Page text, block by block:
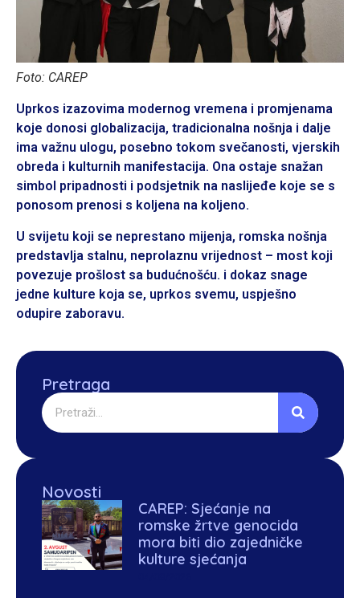
Foto: CAREP
Uprkos izazovima modernog vremena i promjenama
koje donosi globalizacija, tradicionalna nošnja i dalje
ima važnu ulogu, posebno tokom svečanosti, vjerskih
obreda i kulturnih manifestacija. Ona ostaje snažan
simbol pripadnosti i podsjetnik na naslijeđe koje se s
ponosom prenosi s koljena na koljeno.
U svijetu koji se neprestano mijenja, romska nošnja
predstavlja stalnu, neprolaznu vrijednost – most koji
povezuje prošlost sa budućnošću. i dokaz snage
jedne kulture koja se, uprkos svemu, uspješno
odupire zaboravu.
Pretraga
Novosti
CAREP: Sjećanje na
romske žrtve genocida
mora biti dio zajedničke
kulture sjećanja